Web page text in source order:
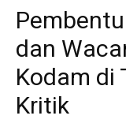
dan
Kodam di
Kritik